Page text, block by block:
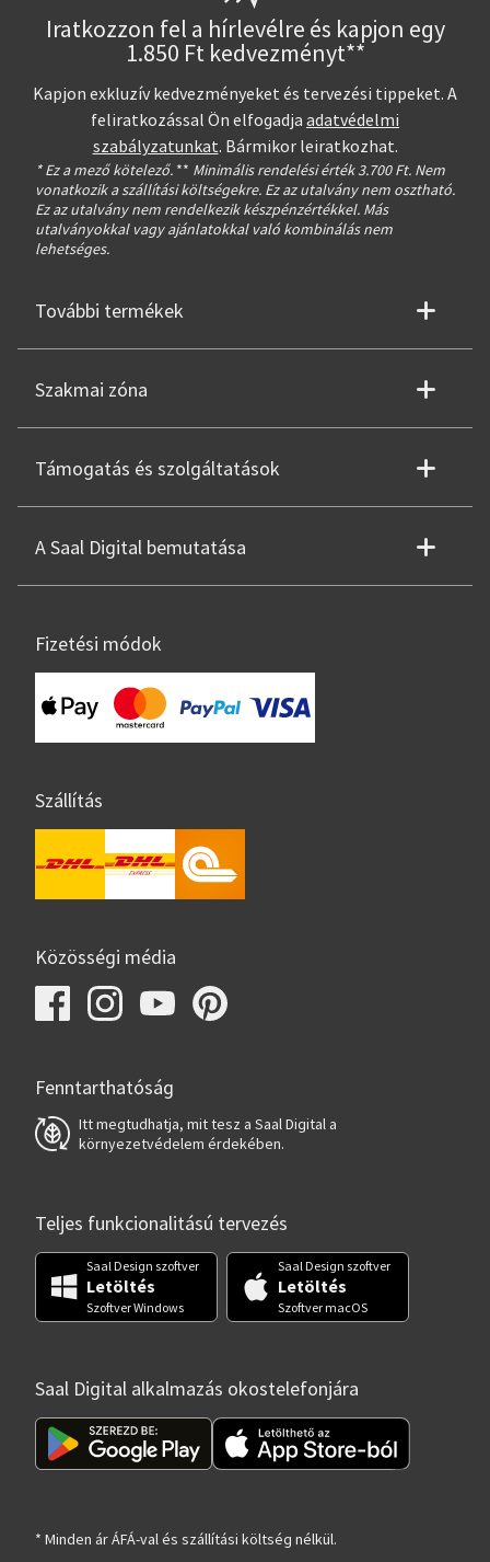
Iratkozzon fel a hírlevélre és kapjon egy
1.850 Ft kedvezményt**
Kapjon exkluzív kedvezményeket és tervezési tippeket. A
feliratkozással Ön elfogadja adatvédelmi
szabályzatunkat. Bármikor leiratkozhat.
* Ez a mező kötelező. ** Minimális rendelési érték 3.700 Ft. Nem
vonatkozik a szállítási költségekre. Ez az utalvány nem osztható.
Ez az utalvány nem rendelkezik készpénzértékkel. Más
utalványokkal vagy ajánlatokkal való kombinálás nem
lehetséges.
További termékek
Szakmai zóna
Támogatás és szolgáltatások
A Saal Digital bemutatása
Fizetési módok
Szállítás
Közösségi média
Fenntarthatóság
Itt megtudhatja, mit tesz a Saal Digital a
környezetvédelem érdekében.
Teljes funkcionalitású tervezés
Saal Design szoftver
Letöltés
Szoftver Windows
Saal Design szoftver
Letöltés
Szoftver macOS
Saal Digital alkalmazás okostelefonjára
* Minden ár ÁFÁ-val és szállítási költség nélkül.